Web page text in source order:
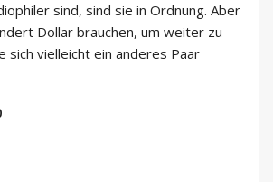
sind, sind sie in Ordnung. Aber
Dollar brauchen, um weiter zu
sich vielleicht ein anderes Paar